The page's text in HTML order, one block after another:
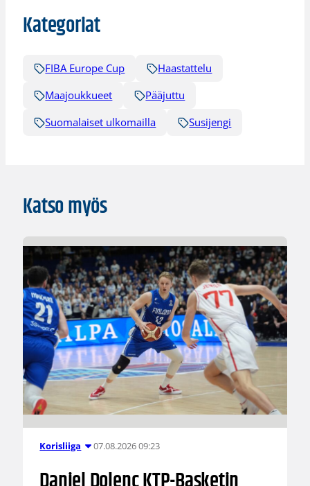
Kategoriat
FIBA Europe Cup
Haastattelu
Maajoukkueet
Pääjuttu
Suomalaiset ulkomailla
Susijengi
Katso myös
Korisliiga 07.08.2026 09:23